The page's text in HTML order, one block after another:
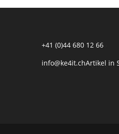
+41 (0)44 680 12 66
info@ke4it.chArtikel in